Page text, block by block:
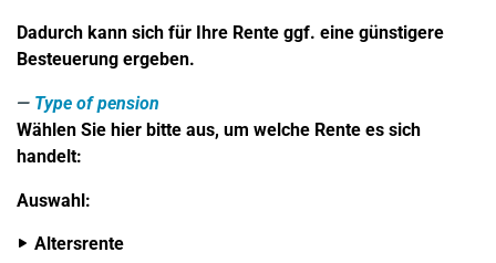
Dadurch kann sich für Ihre Rente ggf. eine günstigere
Besteuerung ergeben.
Type of pension
Wählen Sie hier bitte aus, um welche Rente es sich
handelt:
Auswahl:
Altersrente